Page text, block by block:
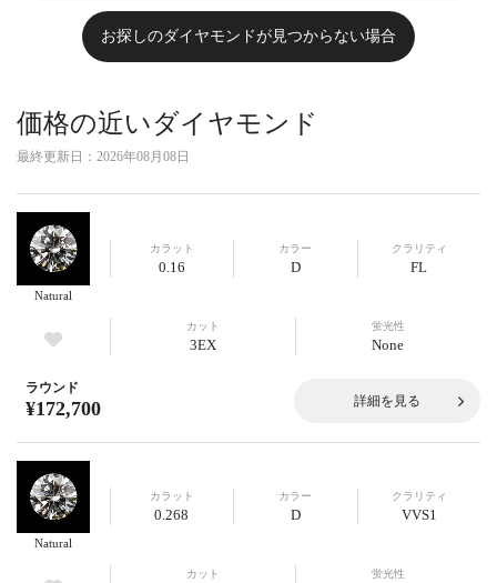
お探しのダイヤモンドが見つからない場合
価格の近いダイヤモンド
最終更新日： 2026年08月08日
Natural
カラット
0.16
カラー
D
クラリティ
FL
カット
3EX
蛍光性
None
ラウンド
¥172,700 詳細を見る
Natural
カラット
0.268
カラー
D
クラリティ
VVS1
カット 蛍光性